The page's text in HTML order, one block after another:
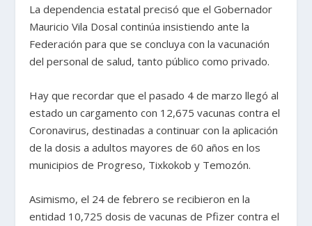
La dependencia estatal precisó que el Gobernador
Mauricio Vila Dosal continúa insistiendo ante la
Federación para que se concluya con la vacunación
del personal de salud, tanto público como privado.
Hay que recordar que el pasado 4 de marzo llegó al
estado un cargamento con 12,675 vacunas contra el
Coronavirus, destinadas a continuar con la aplicación
de la dosis a adultos mayores de 60 años en los
municipios de Progreso, Tixkokob y Temozón.
Asimismo, el 24 de febrero se recibieron en la
entidad 10,725 dosis de vacunas de Pfizer contra el